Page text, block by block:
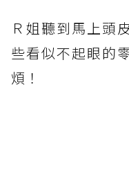
Ｒ姐聽到馬上頭
些看似不起眼的
煩！